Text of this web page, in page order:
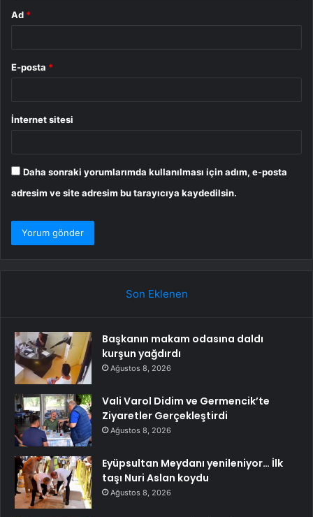
Ad *
E-posta *
İnternet sitesi
Daha sonraki yorumlarımda kullanılması için adım, e-posta
adresim ve site adresim bu tarayıcıya kaydedilsin.
Son Eklenen
Başkanın makam odasına daldı
kurşun yağdırdı
Ağustos 8, 2026
Vali Varol Didim ve Germencik’te
Ziyaretler Gerçekleştirdi
Ağustos 8, 2026
Eyüpsultan Meydanı yenileniyor… İlk
taşı Nuri Aslan koydu
Ağustos 8, 2026